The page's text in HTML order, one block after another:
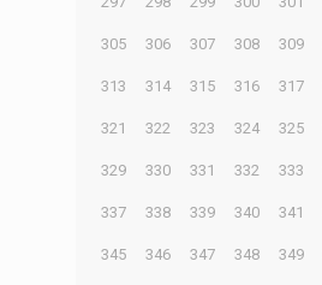
305 306 307 308 309
313 314 315 316 317
321 322 323 324 325
329 330 331 332 333
337 338 339 340 341
345 346 347 348 349